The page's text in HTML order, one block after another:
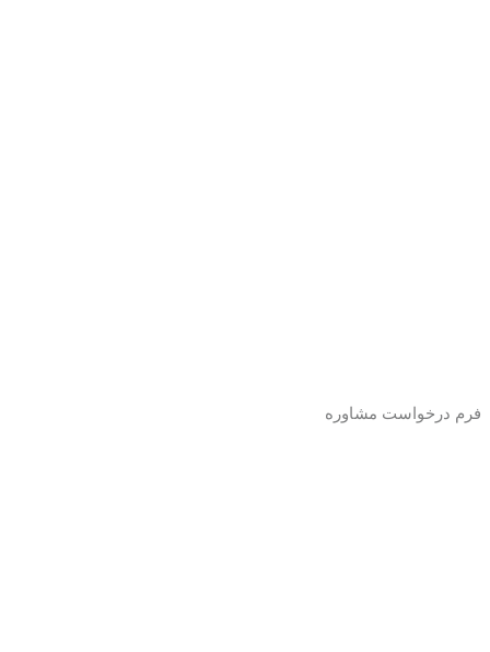
فرم درخواست مشاوره